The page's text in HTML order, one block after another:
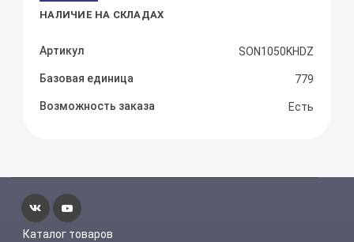
НАЛИЧИЕ НА СКЛАДАХ
Артикул SON1050KHDZ
Базовая единица 779
Возможность заказа Есть
Каталог товаров